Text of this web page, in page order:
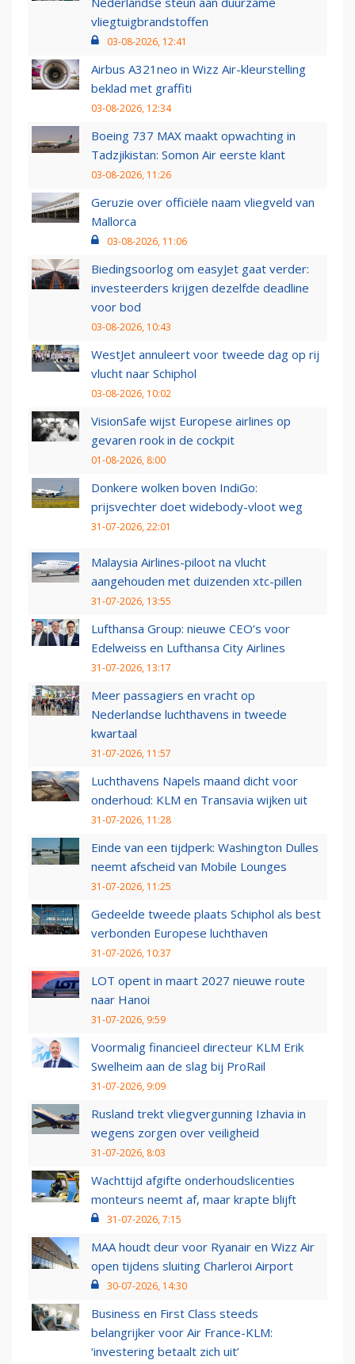
vliegtuigbrandstoffen
03-08-2026, 12:41
Airbus A321neo in Wizz Air-kleurstelling
beklad met graffiti
03-08-2026, 12:34
Boeing 737 MAX maakt opwachting in
Tadzjikistan: Somon Air eerste klant
03-08-2026, 11:26
Geruzie over officiële naam vliegveld van
Mallorca
03-08-2026, 11:06
Biedingsoorlog om easyJet gaat verder:
investeerders krijgen dezelfde deadline
voor bod
03-08-2026, 10:43
WestJet annuleert voor tweede dag op rij
vlucht naar Schiphol
03-08-2026, 10:02
VisionSafe wijst Europese airlines op
gevaren rook in de cockpit
01-08-2026, 8:00
Donkere wolken boven IndiGo:
prijsvechter doet widebody-vloot weg
31-07-2026, 22:01
Malaysia Airlines-piloot na vlucht
aangehouden met duizenden xtc-pillen
31-07-2026, 13:55
Lufthansa Group: nieuwe CEO’s voor
Edelweiss en Lufthansa City Airlines
31-07-2026, 13:17
Meer passagiers en vracht op
Nederlandse luchthavens in tweede
kwartaal
31-07-2026, 11:57
Luchthavens Napels maand dicht voor
onderhoud: KLM en Transavia wijken uit
31-07-2026, 11:28
Einde van een tijdperk: Washington Dulles
neemt afscheid van Mobile Lounges
31-07-2026, 11:25
Gedeelde tweede plaats Schiphol als best
verbonden Europese luchthaven
31-07-2026, 10:37
LOT opent in maart 2027 nieuwe route
naar Hanoi
31-07-2026, 9:59
Voormalig financieel directeur KLM Erik
Swelheim aan de slag bij ProRail
31-07-2026, 9:09
Rusland trekt vliegvergunning Izhavia in
wegens zorgen over veiligheid
31-07-2026, 8:03
Wachttijd afgifte onderhoudslicenties
monteurs neemt af, maar krapte blijft
31-07-2026, 7:15
MAA houdt deur voor Ryanair en Wizz Air
open tijdens sluiting Charleroi Airport
30-07-2026, 14:30
Business en First Class steeds
belangrijker voor Air France-KLM:
‘investering betaalt zich uit’